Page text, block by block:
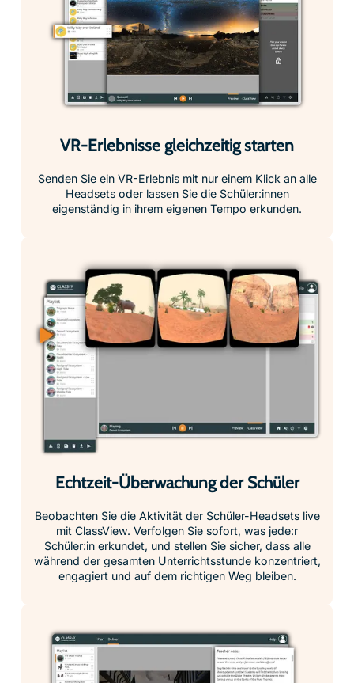
VR-Erlebnisse gleichzeitig starten
Senden Sie ein VR-Erlebnis mit nur einem Klick an alle
Headsets oder lassen Sie die Schüler:innen
eigenständig in ihrem eigenen Tempo erkunden.
Echtzeit-Überwachung der Schüler
Beobachten Sie die Aktivität der Schüler-Headsets live
mit ClassView. Verfolgen Sie sofort, was jede:r
Schüler:in erkundet, und stellen Sie sicher, dass alle
während der gesamten Unterrichtsstunde konzentriert,
engagiert und auf dem richtigen Weg bleiben.